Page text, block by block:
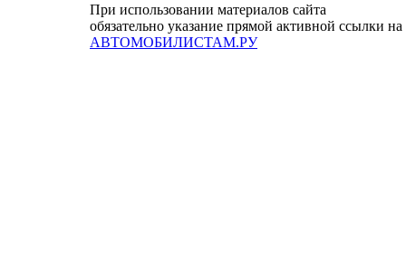
При использовании материалов сайта
обязательно указание прямой активной ссылки на
АВТОМОБИЛИСТАМ.РУ